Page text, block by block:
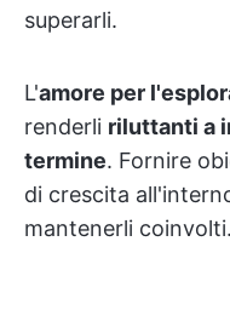
superarli.
L'amore per
renderli riluttanti a
termine. Fornire
di crescita
mantenerli coinvolti.